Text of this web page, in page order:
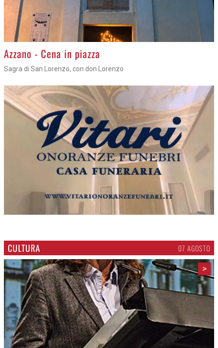
Azzano - Cena in piazza
Sagra di San Lorenzo, con don Lorenzo
CULTURA 07 AGOSTO
>